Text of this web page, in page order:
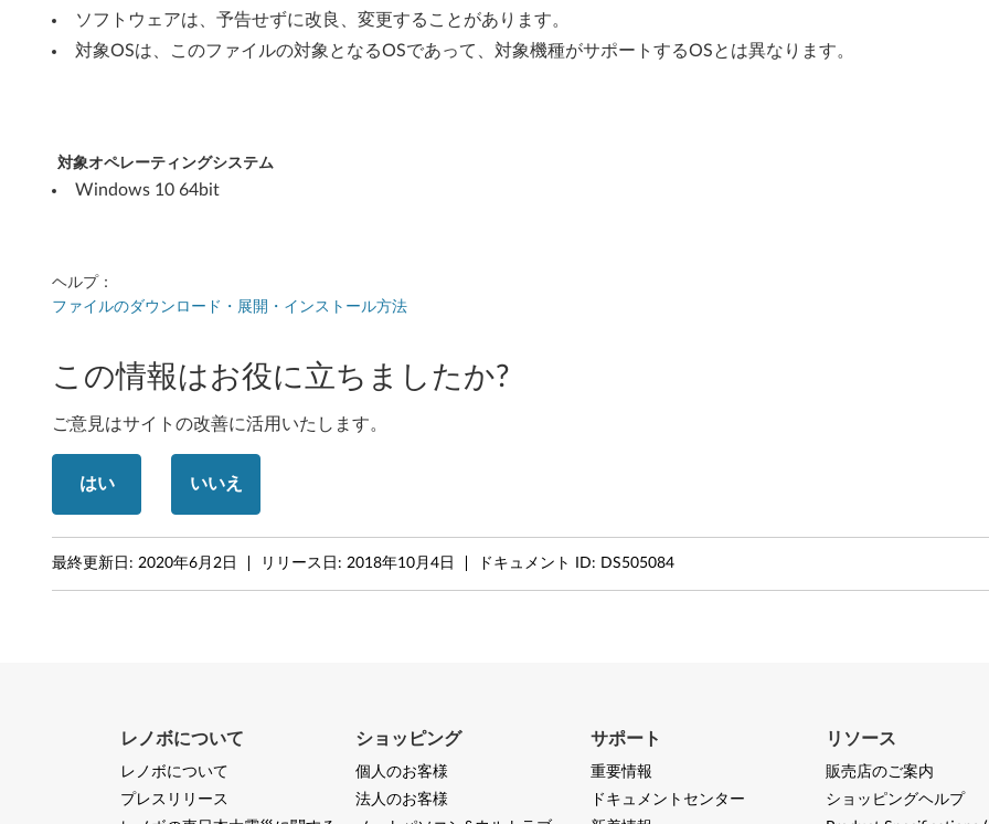
(
6
b
i
)
-
Y
o
g
B
o
ソフトウェアは、予告せずに改良、変更することがあります。
対象OSは、このファイルの対象となるOSであって、対象機種がサポートするOSとは異なります。
対象オペレーティングシステム
Windows 10 64bit
ヘルプ：
ファイルのダウンロード・展開・インストール方法
この情報はお役に立ちましたか?
ご意見はサイトの改善に活用いたします。
はい いいえ
最終更新日: 2020年6月2日 リリース日: 2018年10月4日 ドキュメント ID: DS505084
レノボについて
レノボについて
プレスリリース
ショッピング
個人のお客様
法人のお客様
サポート
重要情報
ドキュメントセンター
リソース
販売店のご案内
ショッピングヘルプ